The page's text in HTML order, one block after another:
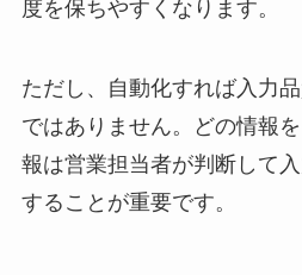
度を保ちやすくなります。
ただし、自動化すれば入力
ではありません。どの情報
報は営業担当者が判断して
することが重要です。